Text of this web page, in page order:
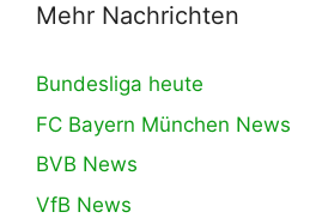
Mehr Nachrichten
Bundesliga heute
FC Bayern München News
BVB News
VfB News